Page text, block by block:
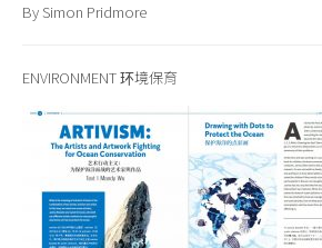
By Simon Pridmore
ENVIRONMENT 环境保育